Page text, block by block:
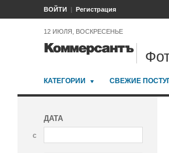
ВОЙТИ Регистрация
12 ИЮЛЯ, ВОСКРЕСЕНЬЕ
КАТЕГОРИИ СВЕЖИЕ
ДАТА
с